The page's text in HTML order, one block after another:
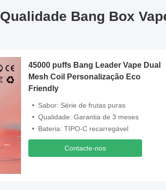
Qualidade Bang Box
45000 puffs Bang Leader Vape Dual
Mesh Coil Personalização Eco
Friendly
Sabor: Série de frutas puras
Qualidade: Garantia de 3 meses
Bateria: TIPO-C recarregável
Contacte-nos